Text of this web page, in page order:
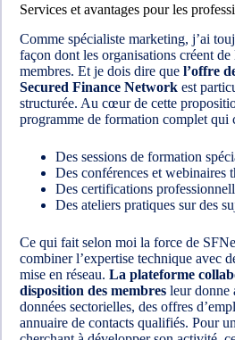
Services et avantages pour les
Comme spécialiste marketing, j’ai
façon dont les organisations créent
membres. Et je dois dire que l’offre
Secured Finance Network est
structurée. Au cœur de cette
programme de formation complet qui
Des sessions de formation
Des conférences et webinaires
Des certifications
Des ateliers pratiques sur des
Ce qui fait selon moi la force de
combiner l’expertise technique avec
mise en réseau. La plateforme
disposition des membres leur donne
données sectorielles, des offres
annuaire de contacts qualifiés. Pour